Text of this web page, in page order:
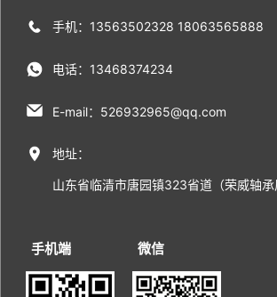
手机：13563502328 18063565888
电话：13468374234
E-mail：526932965@qq.com
地址：
山东省临清市唐园镇323省道（荣威轴承
手机端 微信